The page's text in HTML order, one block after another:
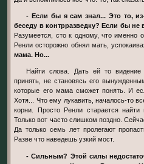
- Если бы я сам знал... Это то, из-за чего меня приглашали на
беседу в контрразведку? Если бы не
Разумеется, сто к одному, что именно
Ренли осторожно обнял мать,
мама. Но...
Найти слова. Дать ей то видение картины, которое она сможет
принять, не становясь его
которые его мама сможет понять. И
Хотя... Что ему лукавить, началось-то
корни. Просто Ренли старается
Только вот часто слишком поздно.
Да только семь лет пролегают
Разве что наведешь узкий мост.
- Сильным? Этой силы недостаточно, даже чтобы уберечь тех,